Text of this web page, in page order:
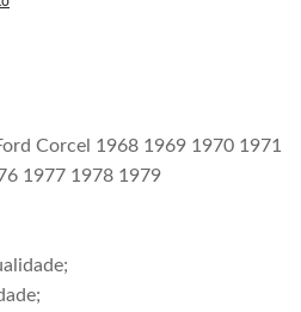
Corcel 1968 1969 1970 1971
1977 1978 1979